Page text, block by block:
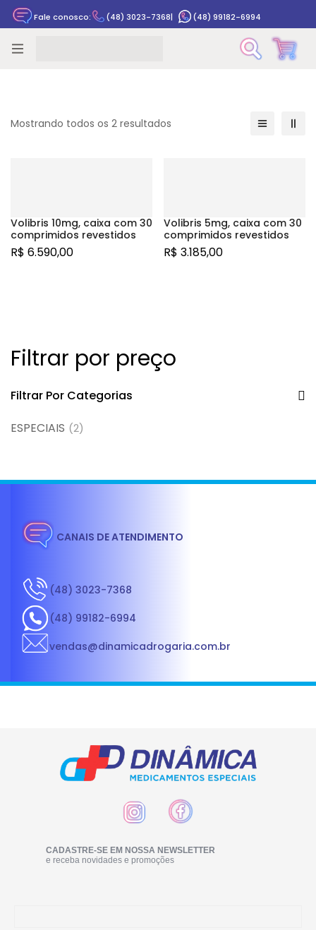
Fale conosco: (48) 3023-7368| (48) 99182-6994
Filtrar por preço
Filtrar Por Categorias
ESPECIAIS (2)
Mostrando todos os 2 resultados
Volibris 10mg, caixa com 30
comprimidos revestidos
R$ 6.590,00
Volibris 5mg, caixa com 30
comprimidos revestidos
R$ 3.185,00
CANAIS DE ATENDIMENTO
(48) 3023-7368
(48) 99182-6994
vendas@dinamicadrogaria.com.br
CADASTRE-SE EM NOSSA NEWSLETTER
e receba novidades e promoções